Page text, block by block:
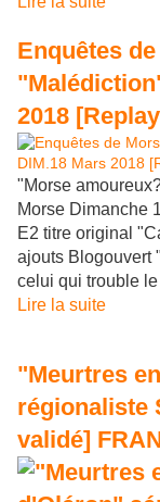
Enquêtes
2018
"Morse
Morse Dimanche
E2 titre original
ajouts Blogouvert
celui qui trouble
Lire la suite
"Meurtres
régionaliste
validé]